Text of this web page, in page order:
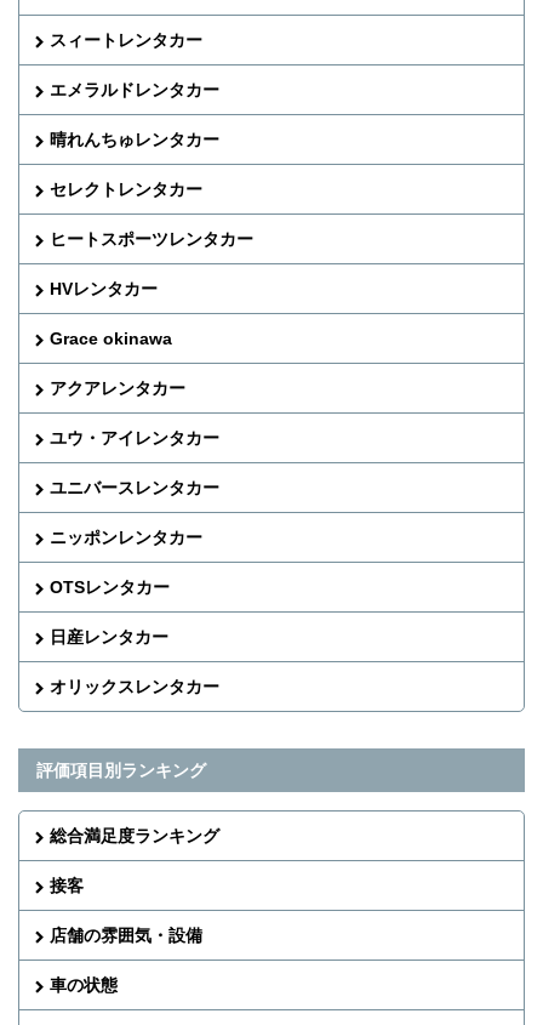
スィートレンタカー
エメラルドレンタカー
晴れんちゅレンタカー
セレクトレンタカー
ヒートスポーツレンタカー
HVレンタカー
Grace okinawa
アクアレンタカー
ユウ・アイレンタカー
ユニバースレンタカー
ニッポンレンタカー
OTSレンタカー
日産レンタカー
オリックスレンタカー
評価項目別ランキング
総合満足度ランキング
接客
店舗の雰囲気・設備
車の状態